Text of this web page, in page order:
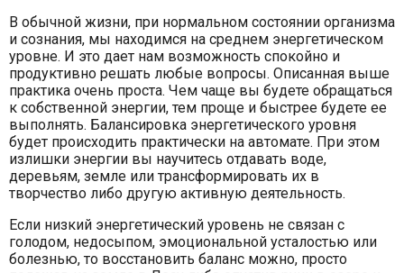
В обычной жизни, при нормальном состоянии организма
и сознания, мы находимся на среднем энергетическом
уровне. И это дает нам возможность спокойно и
продуктивно решать любые вопросы. Описанная выше
практика очень проста. Чем чаще вы будете обращаться
к собственной энергии, тем проще и быстрее будете ее
выполнять. Балансировка энергетического уровня
будет происходить практически на автомате. При этом
излишки энергии вы научитесь отдавать воде,
деревьям, земле или трансформировать их в
творчество либо другую активную деятельность.
Если низкий энергетический уровень не связан с
голодом, недосыпом, эмоциональной усталостью или
болезнью, то восстановить баланс можно, просто